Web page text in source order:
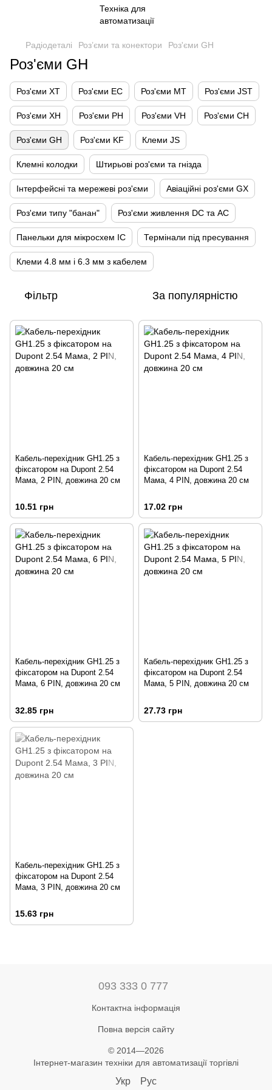
Радіодеталі Роз’єми та конектори Роз'єми GH
Роз'єми GH
Роз'єми XT Роз'єми EC Роз'єми MT Роз'єми JST
Роз'єми XH Роз'єми PH Роз'єми VH Роз'єми CH
Роз'єми GH Роз'єми KF Клеми JS
Клемні колодки Штирьові роз'єми та гнізда
Інтерфейсні та мережеві роз'єми Авіаційні роз'єми GX
Роз'єми типу "банан" Роз'єми живлення DC та AC
Панельки для мікросхем IC Термінали під пресування
Клеми 4.8 мм і 6.3 мм з кабелем
Фільтр За популярністю
Кабель-перехідник GH1.25 з
фіксатором на Dupont 2.54
Мама, 2 PIN, довжина 20 см
10.51 грн
Кабель-перехідник GH1.25 з
фіксатором на Dupont 2.54
Мама, 4 PIN, довжина 20 см
17.02 грн
Кабель-перехідник GH1.25 з
фіксатором на Dupont 2.54
Мама, 6 PIN, довжина 20 см
32.85 грн
Кабель-перехідник GH1.25 з
фіксатором на Dupont 2.54
Мама, 5 PIN, довжина 20 см
27.73 грн
Кабель-перехідник GH1.25 з
фіксатором на Dupont 2.54
Мама, 3 PIN, довжина 20 см
15.63 грн
093 333 0 777
Контактна інформація
Повна версія сайту
© 2014—2026
Інтернет-магазин техніки для автоматизації торгівлі
Укр Рус